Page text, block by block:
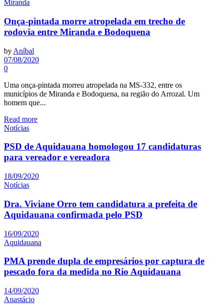
Miranda
Onça-pintada morre atropelada em trecho de
rodovia entre Miranda e Bodoquena
by Aníbal
07/08/2020
0
Uma onça-pintada morreu atropelada na MS-332, entre os
municípios de Miranda e Bodoquena, na região do Arrozal. Um
homem que...
Read more
Notícias
PSD de Aquidauana homologou 17 candidaturas
para vereador e vereadora
18/09/2020
Notícias
Dra. Viviane Orro tem candidatura a prefeita de
Aquidauana confirmada pelo PSD
16/09/2020
Aquidauana
PMA prende dupla de empresários por captura de
pescado fora da medida no Rio Aquidauana
14/09/2020
Anastácio